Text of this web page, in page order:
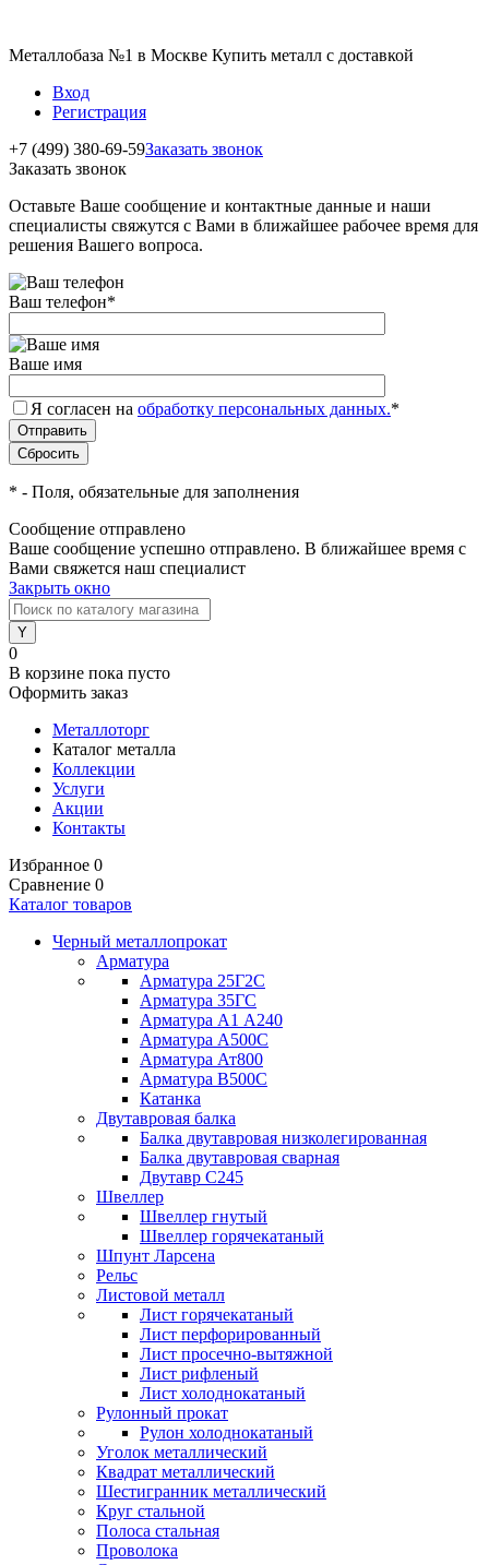
Металлобаза №1 в Москве Купить металл с доставкой
Вход
Регистрация
+7 (499) 380-69-59Заказать звонок
Заказать звонок
Оставьте Ваше сообщение и контактные данные и наши
специалисты свяжутся с Вами в ближайшее рабочее время для
решения Вашего вопроса.
Ваш телефон*
Ваше имя
Я согласен на обработку персональных данных.*
* - Поля, обязательные для заполнения
Сообщение отправлено
Ваше сообщение успешно отправлено. В ближайшее время с
Вами свяжется наш специалист
Закрыть окно
0
В корзине пока пусто
Оформить заказ
Металлоторг
Каталог металла
Коллекции
Услуги
Акции
Контакты
Избранное 0
Сравнение 0
Каталог товаров
Черный металлопрокат
Арматура
Арматура 25Г2С
Арматура 35ГС
Арматура А1 А240
Арматура А500С
Арматура Ат800
Арматура В500С
Катанка
Двутавровая балка
Балка двутавровая низколегированная
Балка двутавровая сварная
Двутавр С245
Швеллер
Швеллер гнутый
Швеллер горячекатаный
Шпунт Ларсена
Рельс
Листовой металл
Лист горячекатаный
Лист перфорированный
Лист просечно-вытяжной
Лист рифленый
Лист холоднокатаный
Рулонный прокат
Рулон холоднокатаный
Уголок металлический
Квадрат металлический
Шестигранник металлический
Круг стальной
Полоса стальная
Проволока